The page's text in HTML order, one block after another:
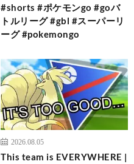
#shorts #ポケモンgo #goバ
トルリーグ #gbl #スーパーリ
ーグ #pokemongo
2026.08.05
This team is EVERYWHERE |